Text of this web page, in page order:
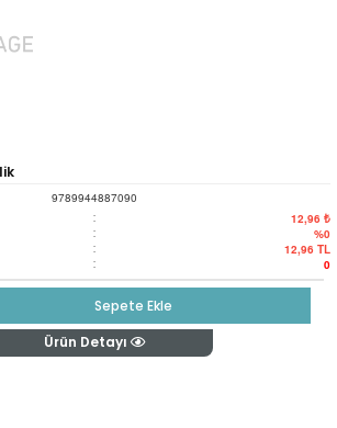
9789944887090
: 12,96 ₺
: %0
: 12,96 TL
: 0
Sepete Ekle
Ürün Detayı